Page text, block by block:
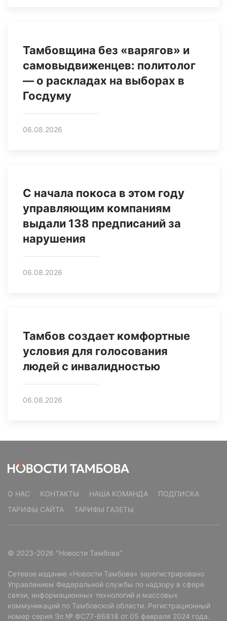
Тамбовщина без «варягов» и
самовыдвиженцев: политолог
— о раскладах на выборах в
Госдуму
06.08.2026
С начала покоса в этом году
управляющим компаниям
выдали 138 предписаний за
нарушения
06.08.2026
Тамбов создает комфортные
условия для голосования
людей с инвалидностью
06.08.2026
О НАС КОНТАКТЫ НАША КОМАНДА
ПОДПИСКА
ТАРИФЫ САЙТА
ТАРИФЫ ГАЗЕТЫ
© 2023-2026 "Новости Тамбова"
Сетевое издание «Новости Тамбова» зарегистрировано
Управлением Федеральной службы по надзору в сфере
связи, информационных технологий и массовых
коммуникаций по Тамбовской области. Регистрационный
номер серия Эл № ФС77-86818 от 05 февраля 2024 года.